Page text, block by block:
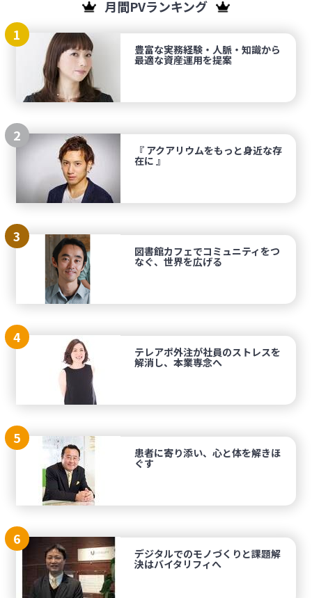
月間PVランキング
1
豊富な実務経験・人脈・知識から
最適な資産運用を提案
2
『 アクアリウムをもっと身近な存
在に 』
3
図書館カフェでコミュニティをつ
なぐ、世界を広げる
4
テレアポ外注が社員のストレスを
解消し、本業専念へ
5
患者に寄り添い、心と体を解きほ
ぐす
6
デジタルでのモノづくりと課題解
決はバイタリフィへ